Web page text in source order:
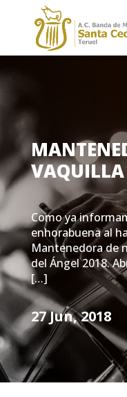
VAQUILLA
Como ya
enhorabuena al
Mantenedora de
del Ángel 2018.
[…]
27 Jun, 2018